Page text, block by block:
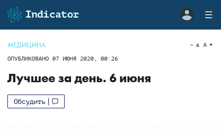
МЕДИЦИНА
ОПУБЛИКОВАНО 07 ИЮНЯ 2020, 00:26
a A
Лучшее за день. 6 июня
Обсудить